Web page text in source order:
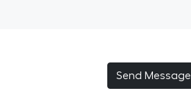
Send Message